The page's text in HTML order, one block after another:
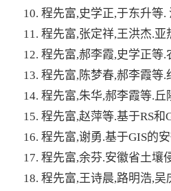
10. 程先富,史学正,于东升等
11. 程先富,张定祥,王洪杰.
12. 程先富,郝李霞,史学正等
13. 程先富,陈梦春,郝李霞等
14. 程先富,朱华,郝李霞等.
15. 程先富,赵萍等.基于RS
16. 程先富,谢勇.基于GIS的
17. 程先富,余芬.安徽省土壤
18. 程先富,王诗晨,路明浩,